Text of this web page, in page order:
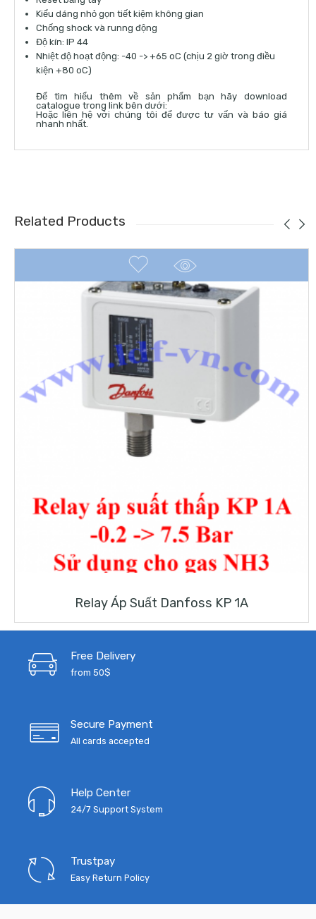
Kiểu dáng nhỏ gọn tiết kiệm không gian
Chống shock và runng động
Độ kín: IP 44
Nhiệt độ hoạt động: -40 -> +65 oC (chịu 2 giờ trong điều
kiện +80 oC)
Để tìm hiểu thêm về sản phẩm bạn hãy download
catalogue trong link bên dưới:
Hoặcliên hệ với chúng tôi để được tư vấn và báo giá
nhanh nhất.
Related Products
Relay Áp Suất Danfoss KP 1A
Free Delivery
from 50$
Secure Payment
All cards accepted
Help Center
24/7 Support System
Trustpay
Easy Return Policy